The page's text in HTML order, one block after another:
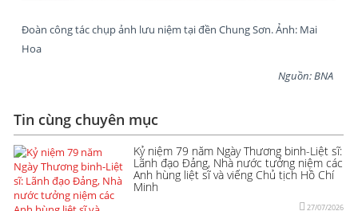
Đoàn công tác chụp ảnh lưu niệm tại đền Chung Sơn. Ảnh: Mai
Hoa
Nguồn: BNA
Tin cùng chuyên mục
Kỷ niệm 79 năm Ngày Thương binh-Liệt sĩ:
Lãnh đạo Đảng, Nhà nước tưởng niệm các
Anh hùng liệt sĩ và viếng Chủ tịch Hồ Chí
Minh
27/07/2026